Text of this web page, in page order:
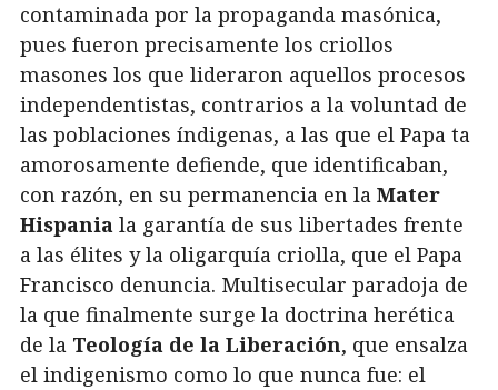
contaminada por la propaganda masónica,
pues fueron precisamente los criollos
masones los que lideraron aquellos procesos
independentistas, contrarios a la voluntad de
las poblaciones índigenas, a las que el Papa ta
amorosamente defiende, que identificaban,
con razón, en su permanencia en la Mater
Hispania la garantía de sus libertades frente
a las élites y la oligarquía criolla, que el Papa
Francisco denuncia. Multisecular paradoja de
la que finalmente surge la doctrina herética
de la Teología de la Liberación, que ensalza
el indigenismo como lo que nunca fue: el